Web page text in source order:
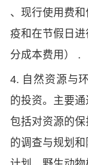
、现行使用费
疫和在节假日
分成本费用） .
4. 自然资源与
的投资。主要
包括对资源的
的调查与规划